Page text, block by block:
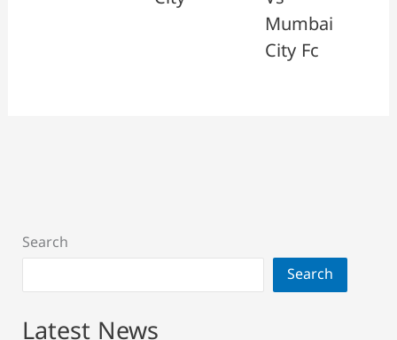
Mumbai
City Fc
Search
Search
Latest News